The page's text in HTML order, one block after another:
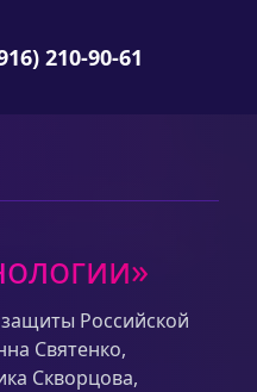
210-90-61
Российской
Святенко,
Скворцова,